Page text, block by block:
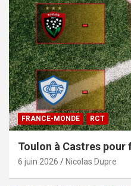
FRANCE-MONDE RCT
Toulon à Castres pour
6 juin 2026 Nicolas Dupre